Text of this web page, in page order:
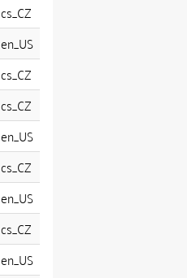
cs_CZ
en_US
cs_CZ
cs_CZ
en_US
cs_CZ
en_US
cs_CZ
en_US